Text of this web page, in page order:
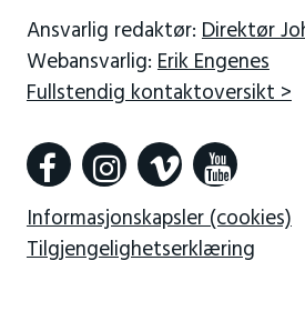
Ansvarlig redaktør: Direktør
Webansvarlig: Erik Engenes
Fullstendig kontaktoversikt >
Informasjonskapsler (cookies)
Tilgjengelighetserklæring